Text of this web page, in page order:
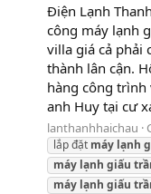
Điện Lạnh
công máy lạnh
villa giá cả phải
thành lân cận.
hàng công
anh Huy tại cư
lanthanhhaichau
lắp đặt máy lạnh
máy lạnh giấu
máy lạnh giấu